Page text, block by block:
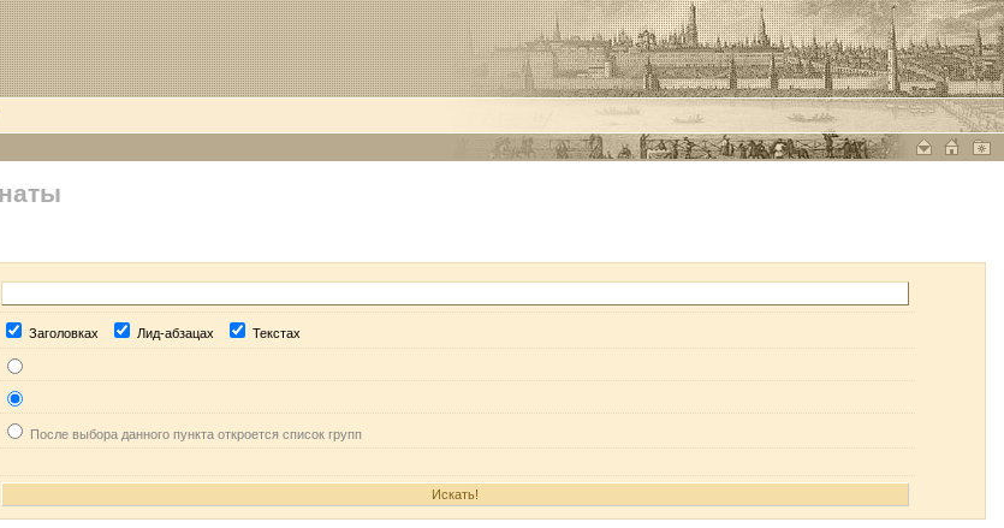
Заголовках Лид-абзацах Текстах
После выбора данного пункта откроется список групп